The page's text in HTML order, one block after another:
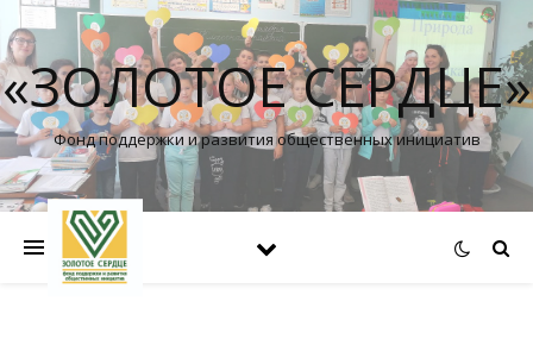
«ЗОЛОТОЕ СЕРДЦЕ»
Фонд поддержки и развития общественных инициатив